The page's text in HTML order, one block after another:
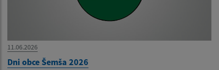
11.06.2026
Dni obce Šemša 2026